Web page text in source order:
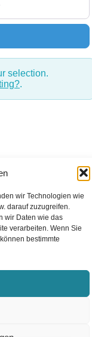
wir Technologien wie
darauf zuzugreifen.
wir Daten wie das
verarbeiten. Wenn Sie
bestimmte
selection.
.